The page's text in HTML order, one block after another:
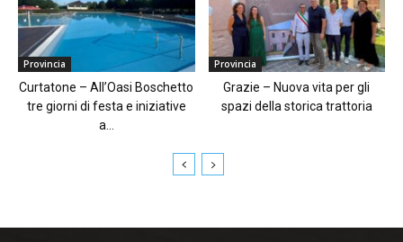
Provincia
Curtatone – All’Oasi Boschetto
tre giorni di festa e iniziative
a...
Provincia
Grazie – Nuova vita per gli
spazi della storica trattoria